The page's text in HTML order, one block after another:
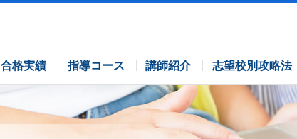
合格実績 指導コース
各塾併用コース 講師紹介 志望校別攻略法